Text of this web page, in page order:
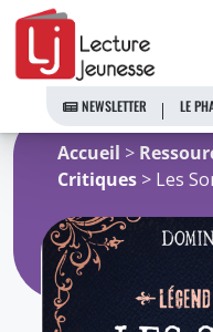
Aller
contenu
NEWSLETTER LE
Accueil >
Critiques > Les